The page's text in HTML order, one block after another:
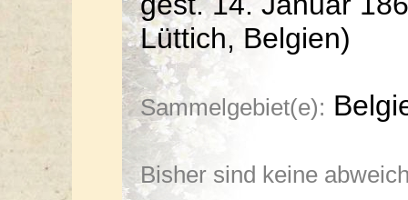
Lüttich, Belgien)
Sammelgebiet(e):
Bisher sind keine